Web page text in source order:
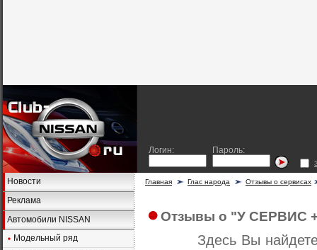
Логин: Пароль:
Новости
Реклама
Автомобили NISSAN
Модельный ряд
Главная Глас народа Отзывы о сервисах
Отзывы о "У СЕРВИС
Здесь Вы